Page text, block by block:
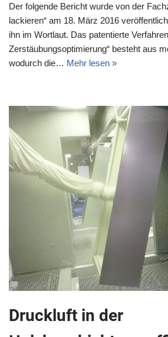
Der folgende Bericht wurde von der
lackieren“ am 18. März 2016
ihn im Wortlaut. Das patentierte
Zerstäubungsoptimierung“ besteht aus
wodurch die… Mehr lesen »
Druckluft in der